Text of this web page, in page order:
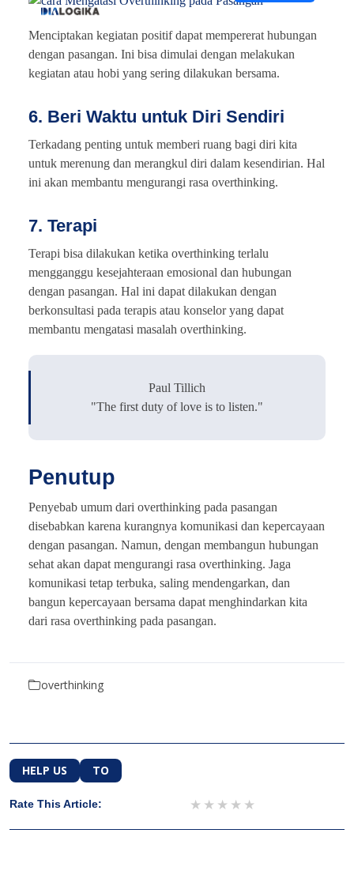
Menciptakan kegiatan positif dapat mempererat hubungan
dengan pasangan. Ini bisa dimulai dengan melakukan
kegiatan atau hobi yang sering dilakukan bersama.
6. Beri Waktu untuk Diri Sendiri
Terkadang penting untuk memberi ruang bagi diri kita
untuk merenung dan merangkul diri dalam kesendirian. Hal
ini akan membantu mengurangi rasa overthinking.
7. Terapi
Terapi bisa dilakukan ketika overthinking terlalu
mengganggu kesejahteraan emosional dan hubungan
dengan pasangan. Hal ini dapat dilakukan dengan
berkonsultasi pada terapis atau konselor yang dapat
membantu mengatasi masalah overthinking.
Paul Tillich
"The first duty of love is to listen."
Penutup
Penyebab umum dari overthinking pada pasangan
disebabkan karena kurangnya komunikasi dan kepercayaan
dengan pasangan. Namun, dengan membangun hubungan
sehat akan dapat mengurangi rasa overthinking. Jaga
komunikasi tetap terbuka, saling mendengarkan, dan
bangun kepercayaan bersama dapat menghindarkan kita
dari rasa overthinking pada pasangan.
overthinking
HELP US TO
Rate This Article: 4 stars
3 stars
2 stars
1 star